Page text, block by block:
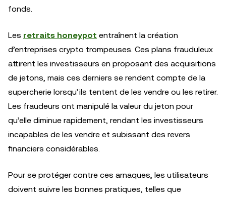
fonds.
Les retraits honeypot entraînent la création
d’entreprises crypto trompeuses. Ces plans frauduleux
attirent les investisseurs en proposant des acquisitions
de jetons, mais ces derniers se rendent compte de la
supercherie lorsqu’ils tentent de les vendre ou les retirer.
Les fraudeurs ont manipulé la valeur du jeton pour
qu’elle diminue rapidement, rendant les investisseurs
incapables de les vendre et subissant des revers
financiers considérables.
Pour se protéger contre ces arnaques, les utilisateurs
doivent suivre les bonnes pratiques, telles que